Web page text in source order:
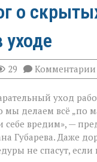
о
29 Комментарии
уход
мы делаем всё „по
себе вредим», —
Губарева. Даже
не спасут,